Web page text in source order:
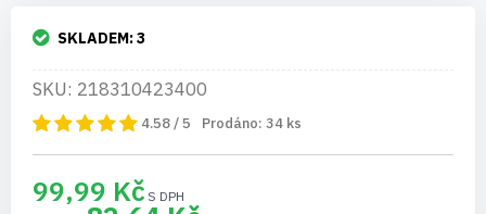
SKLADEM:3
SKU: 218310423400
4.58 / 5 Prodáno: 34 ks
99,99 Kč